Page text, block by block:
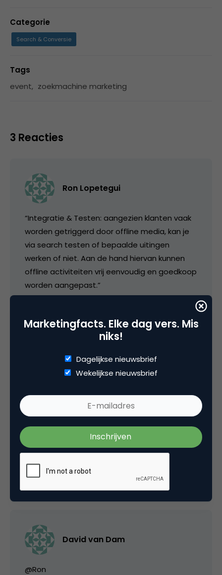
Categorie
Search & Conversie
Tags
event, zoekmachine marketing
3 Reacties
Ron Lopetegui
“Integratie & Testen: aangezien klanten vaak
worden getriggerd door offline media, kan je
via search testen of bepaalde uitingen
werken of niet. Aan de hand hiervan kunnen
offline activiteiten vrij eenvoudig en goedkoop
worden aangepast.”
Hoe weet je bijvoorbeeld welk deel van de
zoeken na getriggert te zijn door een offline
uiting? Alle uitingen versterken elkaar
offline uiting an sich.. Zeer discutabel, lijkt me.
vooral bij een mooi verkooppraatje.. En,
sowieso: “What’s new?”
19 februari 2007 om 12:31
David van Dam
@Ron
Marketingfacts. Elke dag vers. Mis
niks!
Dagelijkse nieuwsbrief
Wekelijkse nieuwsbrief